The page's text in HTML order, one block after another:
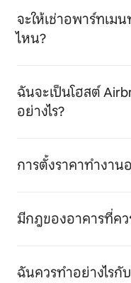
จะให้เช่าอพาร์ทเม
ไหน?
ฉันจะเป็นโฮสต์
อย่างไร?
การตั้งราคาทำงาน
มีกฎของอาคารที่คว
ฉันควรทำอย่างไรกั